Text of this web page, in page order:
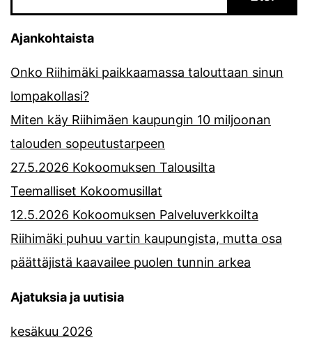
Ajankohtaista
Onko Riihimäki paikkaamassa talouttaan sinun
lompakollasi?
Miten käy Riihimäen kaupungin 10 miljoonan
talouden sopeutustarpeen
27.5.2026 Kokoomuksen Talousilta
Teemalliset Kokoomusillat
12.5.2026 Kokoomuksen Palveluverkkoilta
Riihimäki puhuu vartin kaupungista, mutta osa
päättäjistä kaavailee puolen tunnin arkea
Ajatuksia ja uutisia
kesäkuu 2026